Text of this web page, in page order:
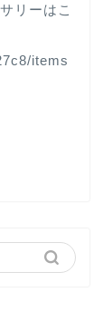
リーはこ
items